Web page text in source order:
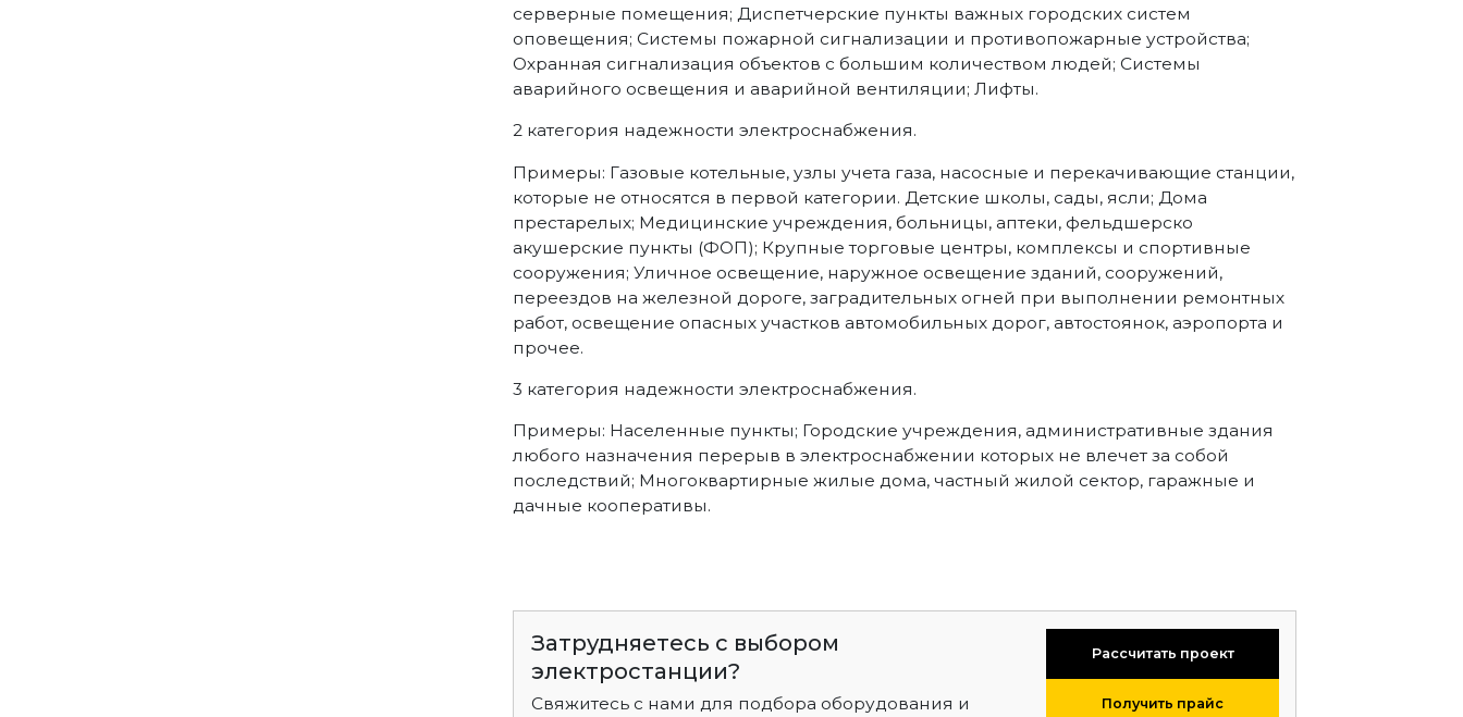
серверные помещения; Диспетчерские пункты важных городских систем
оповещения; Системы пожарной сигнализации и противопожарные устройства;
Охранная сигнализация объектов с большим количеством людей; Системы
аварийного освещения и аварийной вентиляции; Лифты.
2 категория надежности электроснабжения.
Примеры: Газовые котельные, узлы учета газа, насосные и перекачивающие станции,
которые не относятся в первой категории. Детские школы, сады, ясли; Дома
престарелых; Медицинские учреждения, больницы, аптеки, фельдшерско
акушерские пункты (ФОП); Крупные торговые центры, комплексы и спортивные
сооружения; Уличное освещение, наружное освещение зданий, сооружений,
переездов на железной дороге, заградительных огней при выполнении ремонтных
работ, освещение опасных участков автомобильных дорог, автостоянок, аэропорта и
прочее.
3 категория надежности электроснабжения.
Примеры: Населенные пункты; Городские учреждения, административные здания
любого назначения перерыв в электроснабжении которых не влечет за собой
последствий; Многоквартирные жилые дома, частный жилой сектор, гаражные и
дачные кооперативы.
Затрудняетесь с выбором
электростанции?
Свяжитесь с нами для подбора оборудования и
Рассчитать проект
Получить прайс